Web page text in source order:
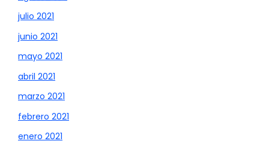
julio 2021
junio 2021
mayo 2021
abril 2021
marzo 2021
febrero 2021
enero 2021